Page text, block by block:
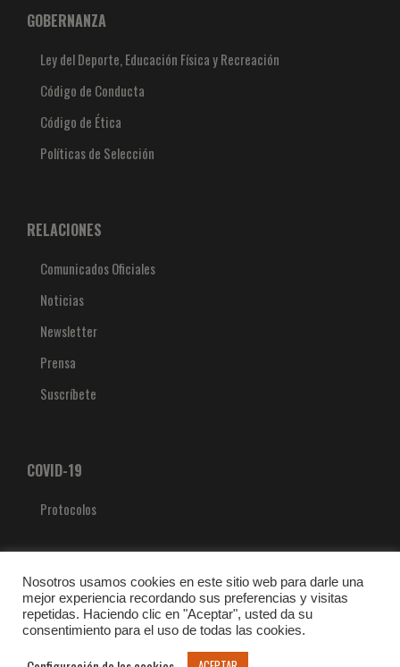
GOBERNANZA
Ley del Deporte, Educación Física y Recreación
Código de Conducta
Código de Ética
Políticas de Selección
RELACIONES
Comunicados Oficiales
Noticias
Newsletter
Prensa
Suscríbete
COVID-19
Protocolos
Nosotros usamos cookies en este sitio web para darle una
mejor experiencia recordando sus preferencias y visitas
repetidas. Haciendo clic en "Aceptar", usted da su
consentimiento para el uso de todas las cookies.